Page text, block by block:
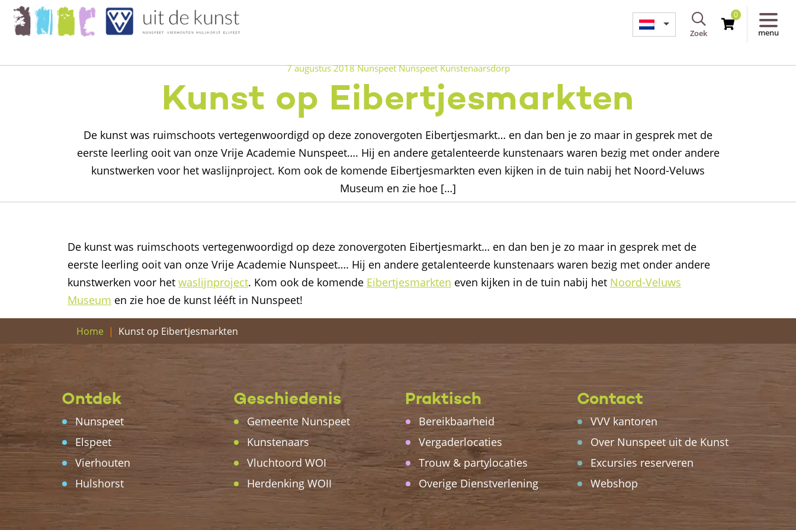
Zoek
0
menu
7 augustus 2018 Nunspeet Nunspeet Kunstenaarsdorp
Kunst op Eibertjesmarkten
De kunst was ruimschoots vertegenwoordigd op deze zonovergoten Eibertjesmarkt… en dan ben je zo maar in gesprek met de
eerste leerling ooit van onze Vrije Academie Nunspeet…. Hij en andere getalenteerde kunstenaars waren bezig met onder andere
kunstwerken voor het waslijnproject. Kom ook de komende Eibertjesmarkten even kijken in de tuin nabij het Noord-Veluws
Museum en zie hoe […]
De kunst was ruimschoots vertegenwoordigd op deze zonovergoten Eibertjesmarkt… en dan ben je zo maar in gesprek met de
eerste leerling ooit van onze Vrije Academie Nunspeet…. Hij en andere getalenteerde kunstenaars waren bezig met onder andere
kunstwerken voor het waslijnproject. Kom ook de komende Eibertjesmarkten even kijken in de tuin nabij het Noord-Veluws
Museum en zie hoe de kunst lééft in Nunspeet!
Home Kunst op Eibertjesmarkten
Ontdek
Nunspeet
Elspeet
Vierhouten
Hulshorst
Geschiedenis
Gemeente Nunspeet
Kunstenaars
Vluchtoord WOI
Herdenking WOII
Praktisch
Bereikbaarheid
Vergaderlocaties
Trouw & partylocaties
Overige Dienstverlening
Contact
VVV kantoren
Over Nunspeet uit de Kunst
Excursies reserveren
Webshop